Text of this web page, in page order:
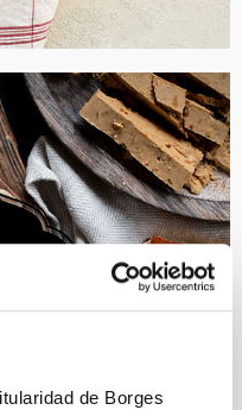
de Borges